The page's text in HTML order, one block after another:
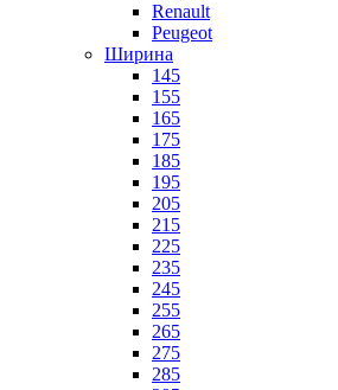
Renault
Peugeot
Ширина
145
155
165
175
185
195
205
215
225
235
245
255
265
275
285